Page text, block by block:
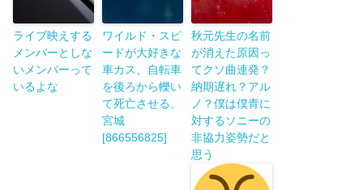
ライブ映えする
メンバーとしな
いメンバーって
いるよな
ワイルド・スピ
ードが大好きな
車カス、自転車
を後ろから轢い
て死亡させる。
宮城
[866556825]
秋元先生の名前
が消えた原因っ
てクソ曲連発？
納期遅れ？アル
ノ？僕は僕青に
対するソニーの
非協力姿勢だと
思う